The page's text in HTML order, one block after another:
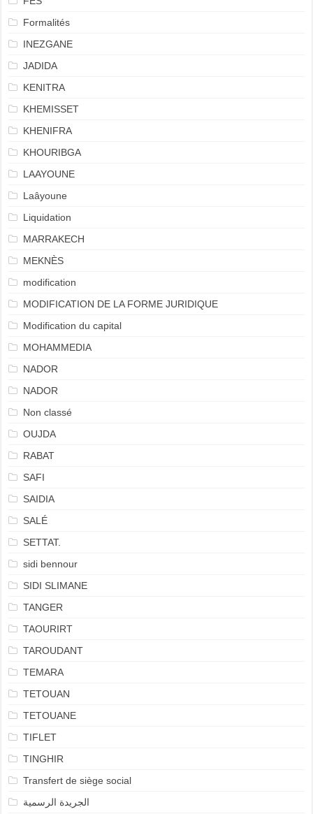
Formalités
INEZGANE
JADIDA
KENITRA
KHEMISSET
KHENIFRA
KHOURIBGA
LAAYOUNE
Laâyoune
Liquidation
MARRAKECH
MEKNÈS
modification
MODIFICATION DE LA FORME JURIDIQUE
Modification du capital
MOHAMMEDIA
NADOR
NADOR
Non classé
OUJDA
RABAT
SAFI
SAIDIA
SALÉ
SETTAT.
sidi bennour
SIDI SLIMANE
TANGER
TAOURIRT
TAROUDANT
TEMARA
TETOUAN
TETOUANE
TIFLET
TINGHIR
Transfert de siège social
الجريدة الرسمية